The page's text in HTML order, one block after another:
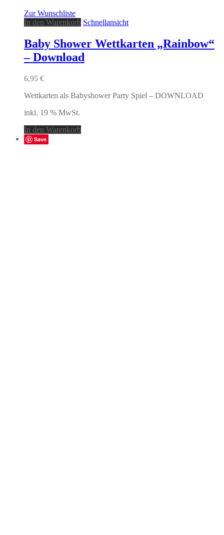
Zur Wunschliste
In den Warenkorb Schnellansicht
Baby Shower Wettkarten „Rainbow“
– Download
6,95 €
Wettkarten als Babyshower Party Spiel – DOWNLOAD
inkl. 19 % MwSt.
In den Warenkorb
Save